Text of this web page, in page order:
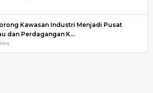
Kawasan Industri Menjadi Pusat
dan Perdagangan K…